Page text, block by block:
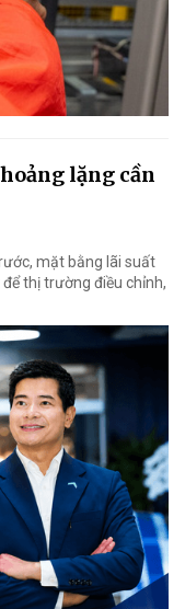
lặng cần
mặt bằng lãi suất
thị trường điều chỉnh,